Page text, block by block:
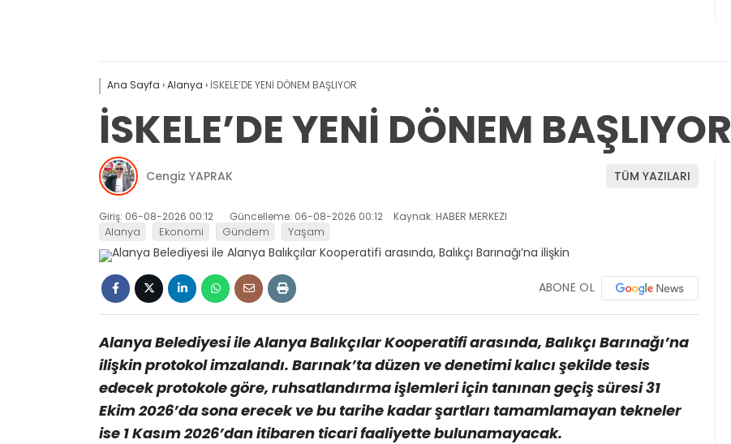
Ana Sayfa ›Alanya › İSKELE’DE YENİ DÖNEM BAŞLIYOR
İSKELE’DE YENİ DÖNEM BAŞLIYOR
Cengiz YAPRAK TÜM YAZILARI
Giriş: 06-08-2026 00:12 Güncelleme: 06-08-2026 00:12 Kaynak: HABER MERKEZI
Alanya Ekonomi Gündem Yaşam
ABONE OL
Alanya Belediyesi ile Alanya Balıkçılar Kooperatifi arasında, Balıkçı Barınağı’na
ilişkin protokol imzalandı. Barınak’ta düzen ve denetimi kalıcı şekilde tesis
edecek protokole göre, ruhsatlandırma işlemleri için tanınan geçiş süresi 31
Ekim 2026’da sona erecek ve bu tarihe kadar şartları tamamlamayan tekneler
ise 1 Kasım 2026’dan itibaren ticari faaliyette bulunamayacak.